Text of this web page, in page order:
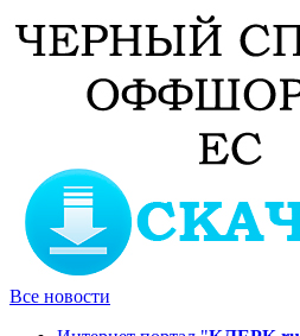
Все новости